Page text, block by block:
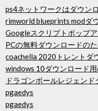
ps4ネットワークはダウン
rimworld blueprints modダ
Googleスクリプトポップ
PCの無料ダウンロードの
coachella 2020トレントダ
windows 10ダウンロード
ドラゴンボールレジェン
pgaedys
pgaedys